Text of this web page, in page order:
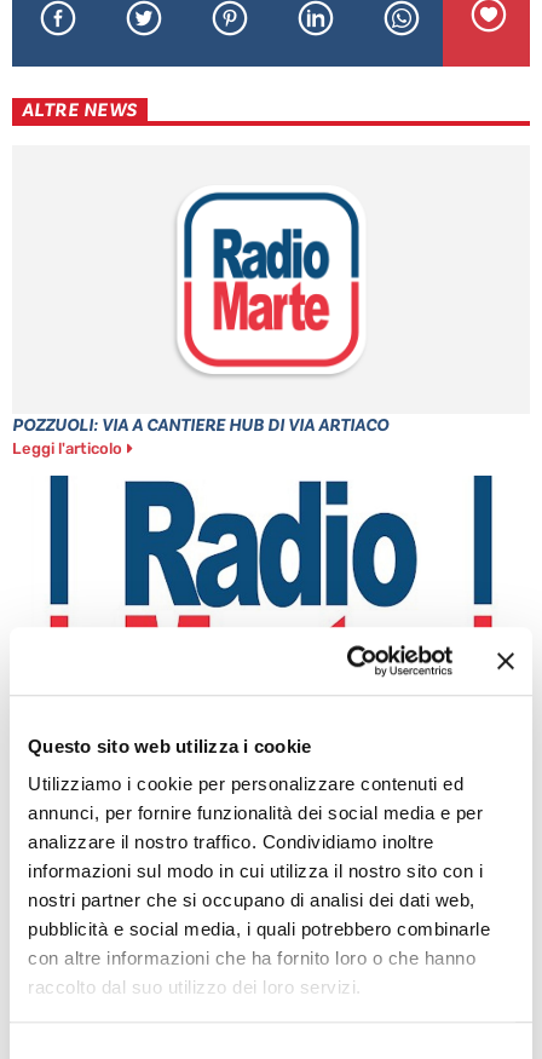
Questo sito web utilizza i cookie
Utilizziamo i cookie per personalizzare contenuti ed
annunci, per fornire funzionalità dei social media e per
analizzare il nostro traffico. Condividiamo inoltre
informazioni sul modo in cui utilizza il nostro sito con i
nostri partner che si occupano di analisi dei dati web,
pubblicità e social media, i quali potrebbero combinarle
con altre informazioni che ha fornito loro o che hanno
raccolto dal suo utilizzo dei loro servizi.
ALTRE NEWS
POZZUOLI: VIA A CANTIERE HUB DI VIA ARTIACO
Leggi l'articolo
CAPUA: ALBERO CADUTO NELLA NOTTE
Leggi l'articolo